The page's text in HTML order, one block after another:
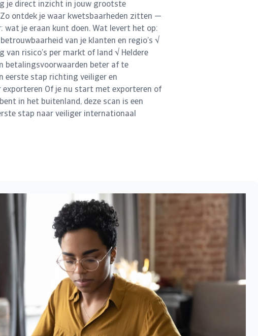
je direct inzicht in jouw grootste
Zo ontdek je waar kwetsbaarheden zitten —
wat je eraan kunt doen. Wat levert het op:
van je klanten en regio’s √
van risico’s per markt of land √ Heldere
betalingsvoorwaarden beter af te
eerste stap richting veiliger en
exporteren Of je nu start met exporteren of
in het buitenland, deze scan is een
stap naar veiliger internationaal